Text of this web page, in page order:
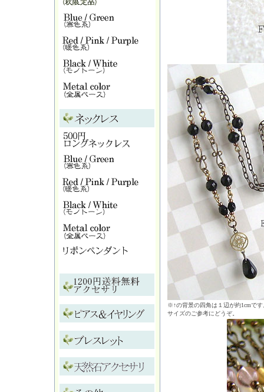
※↑の背景の四角は１辺が約1cmです
サイズのご参考にどうぞ。